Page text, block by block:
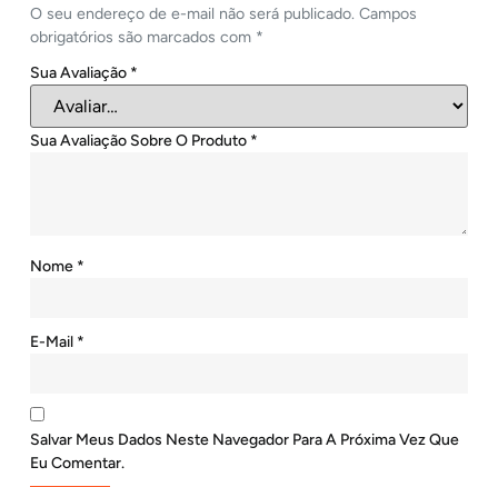
O seu endereço de e-mail não será publicado. Campos
obrigatórios são marcados com *
Sua Avaliação *
Sua Avaliação Sobre O Produto *
Nome *
E-Mail *
Salvar Meus Dados Neste Navegador Para A Próxima Vez Que
Eu Comentar.